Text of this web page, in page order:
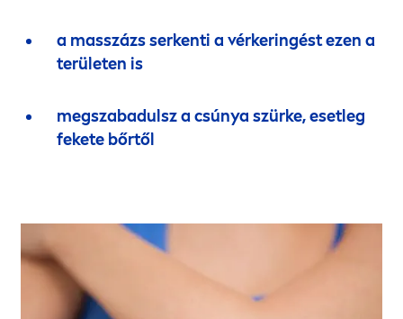
a masszázs serkenti a vérkeringést ezen a
területen is
megszabadulsz a csúnya szürke, esetleg
fekete bőrtől